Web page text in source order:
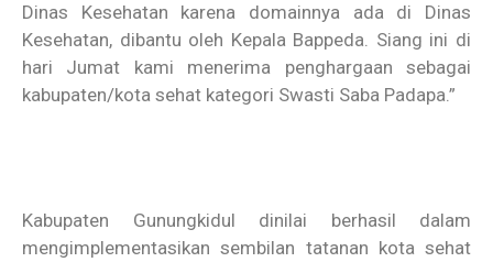
Dinas Kesehatan karena domainnya ada di Dinas
Kesehatan, dibantu oleh Kepala Bappeda. Siang ini di
hari Jumat kami menerima penghargaan sebagai
kabupaten/kota sehat kategori Swasti Saba Padapa.”
Kabupaten Gunungkidul dinilai berhasil dalam
mengimplementasikan sembilan tatanan kota sehat